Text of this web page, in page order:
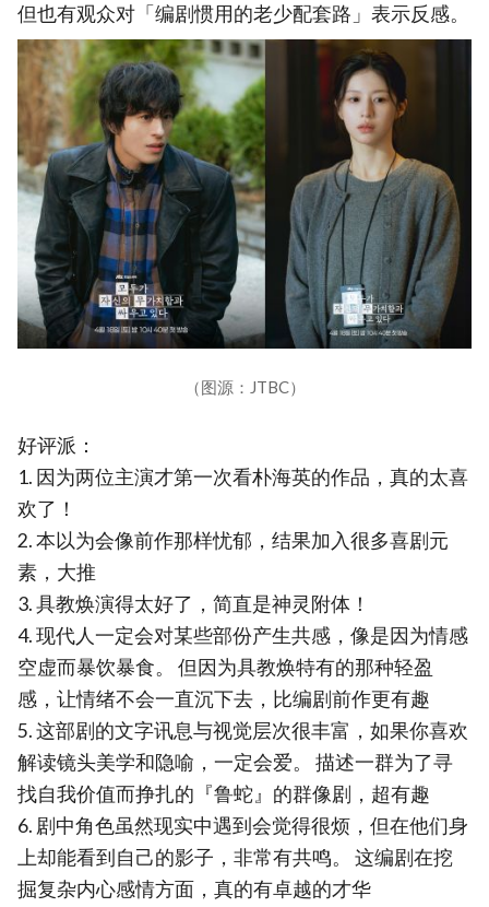
但也有观众对「编剧惯用的老少配套路」表示反感。
（图源：JTBC）
好评派：
1. 因为两位主演才第一次看朴海英的作品，真的太喜
欢了！
2. 本以为会像前作那样忧郁，结果加入很多喜剧元
素，大推
3. 具教焕演得太好了，简直是神灵附体！
4. 现代人一定会对某些部份产生共感，像是因为情感
空虚而暴饮暴食。 但因为具教焕特有的那种轻盈
感，让情绪不会一直沉下去，比编剧前作更有趣
5. 这部剧的文字讯息与视觉层次很丰富，如果你喜欢
解读镜头美学和隐喻，一定会爱。 描述一群为了寻
找自我价值而挣扎的『鲁蛇』的群像剧，超有趣
6. 剧中角色虽然现实中遇到会觉得很烦，但在他们身
上却能看到自己的影子，非常有共鸣。 这编剧在挖
掘复杂内心感情方面，真的有卓越的才华